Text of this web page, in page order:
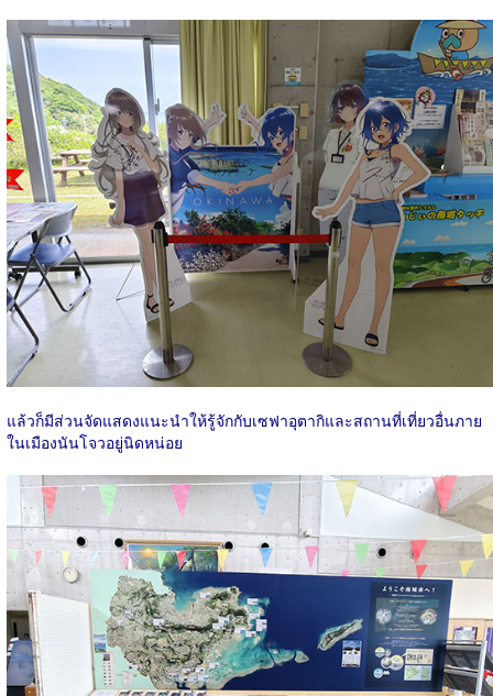
แล้วก็มีส่วนจัดแสดงแนะนำให้รู้จักกับเซฟาอุตากิและสถานที่เที่ยวอื่นภาย
ในเมืองนันโจวอยู่นิดหน่อย